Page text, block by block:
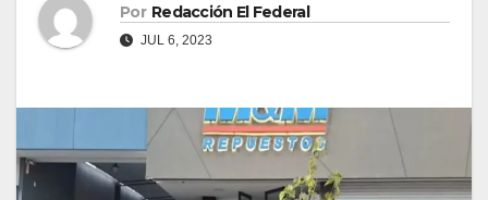
Por Redacción El Federal
JUL 6, 2023